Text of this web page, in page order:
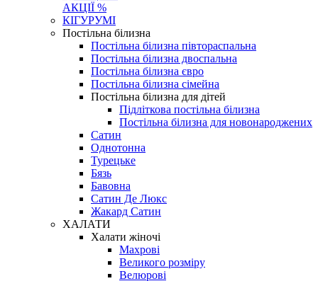
АКЦІЇ %
КІГУРУМІ
Постільна білизна
Постільна білизна півтораспальна
Постільна білизна двоспальна
Постільна білизна євро
Постільна білизна сімейна
Постільна білизна для дітей
Підліткова постільна білизна
Постільна білизна для новонароджених
Сатин
Однотонна
Турецьке
Бязь
Бавовна
Сатин Де Люкс
Жакард Сатин
ХАЛАТИ
Халати жіночі
Махрові
Великого розміру
Велюрові